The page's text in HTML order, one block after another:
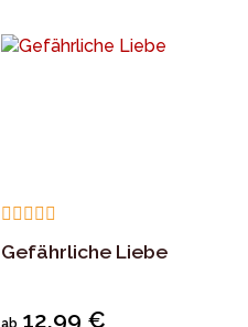
Gefährliche Liebe
ab 12,99 €